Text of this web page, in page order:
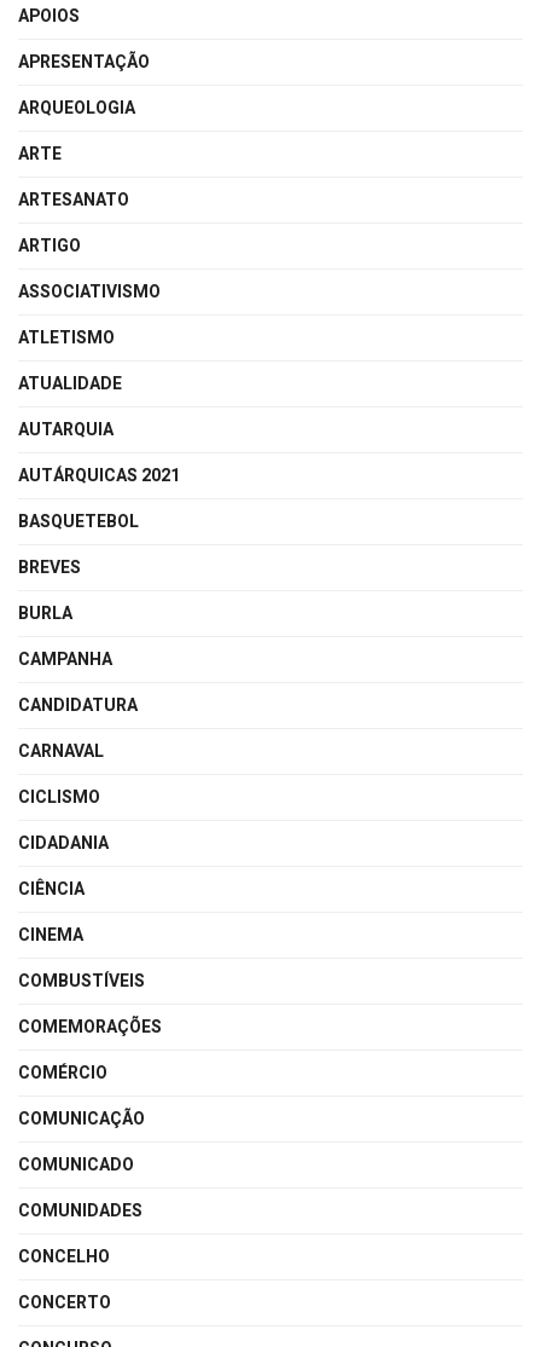
APOIOS
APRESENTAÇÃO
ARQUEOLOGIA
ARTE
ARTESANATO
ARTIGO
ASSOCIATIVISMO
ATLETISMO
ATUALIDADE
AUTARQUIA
AUTÁRQUICAS 2021
BASQUETEBOL
BREVES
BURLA
CAMPANHA
CANDIDATURA
CARNAVAL
CICLISMO
CIDADANIA
CIÊNCIA
CINEMA
COMBUSTÍVEIS
COMEMORAÇÕES
COMÉRCIO
COMUNICAÇÃO
COMUNICADO
COMUNIDADES
CONCELHO
CONCERTO